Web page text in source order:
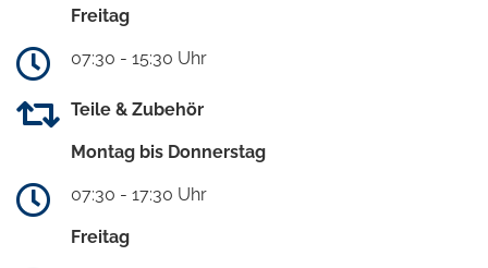
Freitag
07:30 - 15:30 Uhr
Teile & Zubehör
Montag bis Donnerstag
07:30 - 17:30 Uhr
Freitag